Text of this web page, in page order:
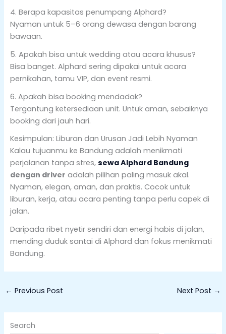
4. Berapa kapasitas penumpang Alphard?
Nyaman untuk 5–6 orang dewasa dengan barang
bawaan.
5. Apakah bisa untuk wedding atau acara khusus?
Bisa banget. Alphard sering dipakai untuk acara
pernikahan, tamu VIP, dan event resmi.
6. Apakah bisa booking mendadak?
Tergantung ketersediaan unit. Untuk aman, sebaiknya
booking dari jauh hari.
Kesimpulan: Liburan dan Urusan Jadi Lebih Nyaman
Kalau tujuanmu ke Bandung adalah menikmati
perjalanan tanpa stres, sewa Alphard Bandung
dengan driver adalah pilihan paling masuk akal.
Nyaman, elegan, aman, dan praktis. Cocok untuk
liburan, kerja, atau acara penting tanpa perlu capek di
jalan.
Daripada ribet nyetir sendiri dan energi habis di jalan,
mending duduk santai di Alphard dan fokus menikmati
Bandung.
← Previous Post Next Post →
Search